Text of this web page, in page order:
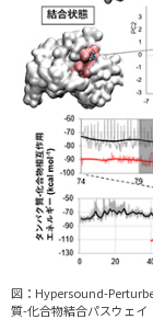
図：Hypersound-
質-化合物結合パスウェイ